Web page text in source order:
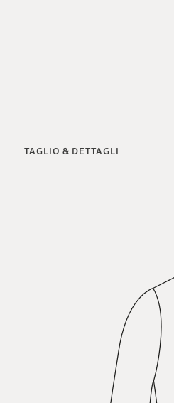
TAGLIO & DETTAGLI